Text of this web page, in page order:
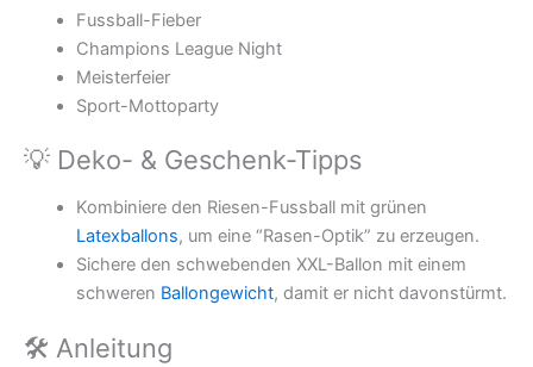
Fussball-Fieber
Champions League Night
Meisterfeier
Sport-Mottoparty
💡 Deko- & Geschenk-Tipps
Kombiniere den Riesen-Fussball mit grünen
Latexballons, um eine “Rasen-Optik” zu erzeugen.
Sichere den schwebenden XXL-Ballon mit einem
schweren Ballongewicht, damit er nicht davonstürmt.
🛠 Anleitung